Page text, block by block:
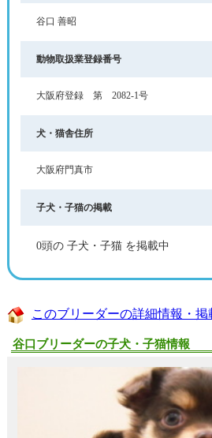
谷口 善昭
動物取扱業登録番号
大阪府登録 第 2082-1号
犬・猫舎住所
大阪府門真市
子犬・子猫の掲載
0頭の 子犬・子猫 を掲載中
このブリーダーの詳細情報・
谷口ブリーダーの子犬・子猫情報